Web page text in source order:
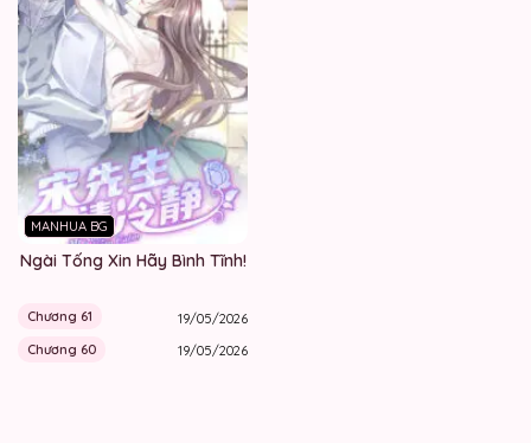
MANHUA BG
Ngài Tống Xin Hãy Bình Tĩnh!
Chương 61
19/05/2026
Chương 60
19/05/2026